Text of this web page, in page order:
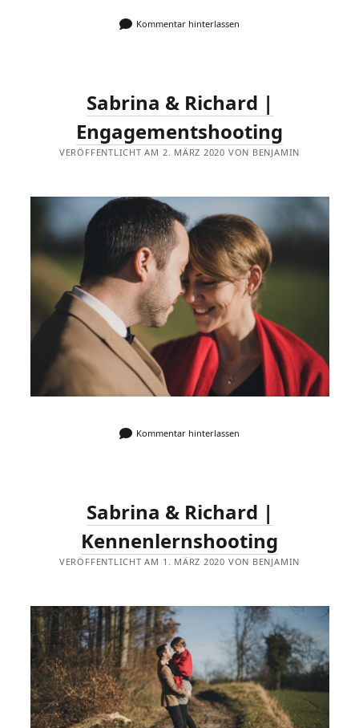
Kommentar hinterlassen
Sabrina & Richard |
Engagementshooting
VERÖFFENTLICHT AM 2. MÄRZ 2020 VON BENJAMIN
Kommentar hinterlassen
Sabrina & Richard |
Kennenlernshooting
VERÖFFENTLICHT AM 1. MÄRZ 2020 VON BENJAMIN